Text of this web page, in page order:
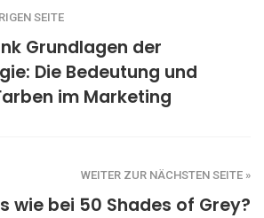
SEITE
Grundlagen der
Die Bedeutung und
im Marketing
WEITER ZUR NÄCHSTEN SEITE »
wie bei 50 Shades of Grey?